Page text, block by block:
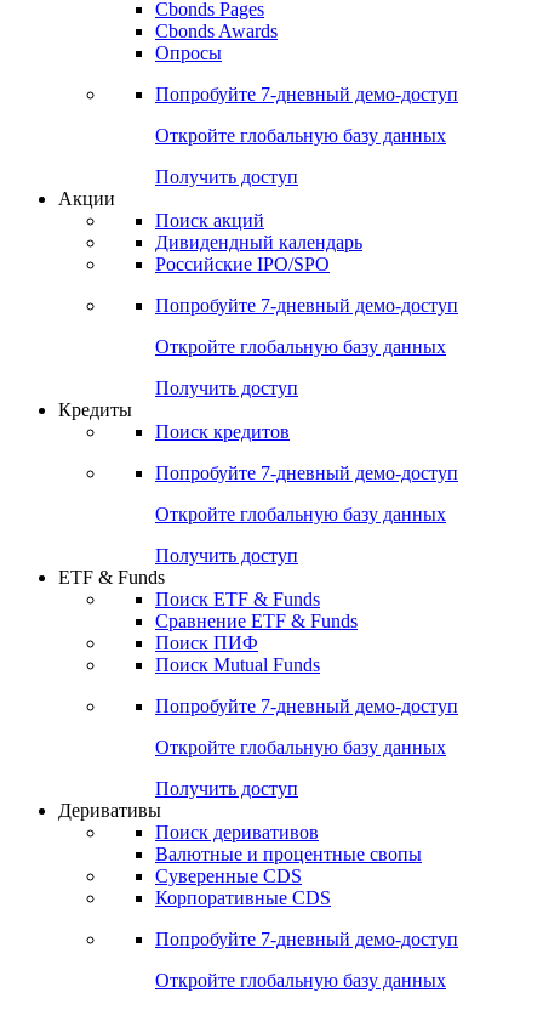
Cbonds Pages
Cbonds Awards
Опросы
Попробуйте 7-дневный демо-доступ
Откройте глобальную базу данных
Получить доступ
Акции
Поиск акций
Дивидендный календарь
Российские IPO/SPO
Попробуйте 7-дневный демо-доступ
Откройте глобальную базу данных
Получить доступ
Кредиты
Поиск кредитов
Попробуйте 7-дневный демо-доступ
Откройте глобальную базу данных
Получить доступ
ETF & Funds
Поиск ETF & Funds
Сравнение ETF & Funds
Поиск ПИФ
Поиск Mutual Funds
Попробуйте 7-дневный демо-доступ
Откройте глобальную базу данных
Получить доступ
Деривативы
Поиск деривативов
Валютные и процентные свопы
Суверенные CDS
Корпоративные CDS
Попробуйте 7-дневный демо-доступ
Откройте глобальную базу данных